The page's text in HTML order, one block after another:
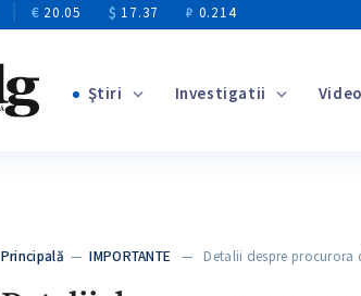
€ 20.05 $ 17.37 ₽ 0.214
Ştiri Investigatii Video
Principală —IMPORTANTE — Detalii despre procurora